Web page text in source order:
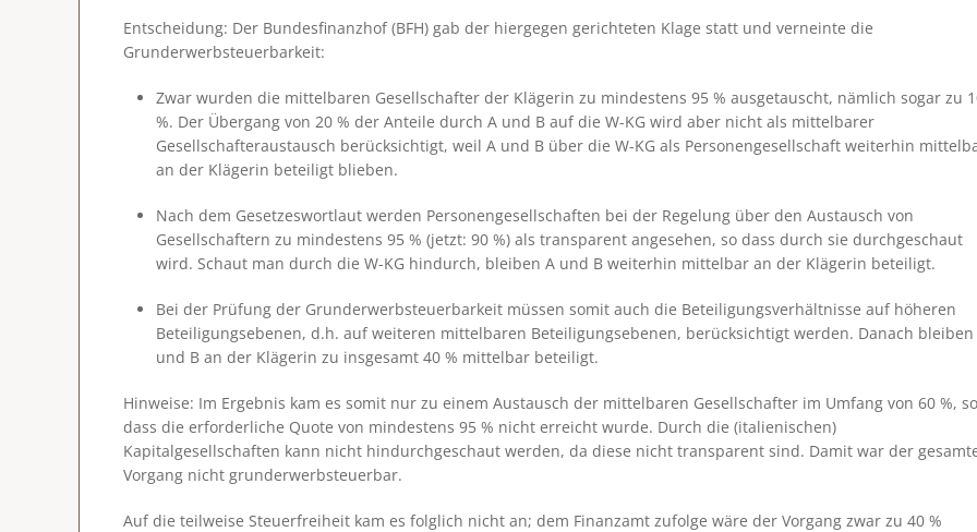
Entscheidung: Der Bundesfinanzhof (BFH) gab der hiergegen gerichteten Klage statt und verneinte die
Grunderwerbsteuerbarkeit:
Zwar wurden die mittelbaren Gesellschafter der Klägerin zu mindestens 95 % ausgetauscht, nämlich sogar zu
%. Der Übergang von 20 % der Anteile durch A und B auf die W-KG wird aber nicht als mittelbarer
Gesellschafteraustausch berücksichtigt, weil A und B über die W-KG als Personengesellschaft weiterhin
an der Klägerin beteiligt blieben.
Nach dem Gesetzeswortlaut werden Personengesellschaften bei der Regelung über den Austausch von
Gesellschaftern zu mindestens 95 % (jetzt: 90 %) als transparent angesehen, so dass durch sie durchgeschaut
wird. Schaut man durch die W-KG hindurch, bleiben A und B weiterhin mittelbar an der Klägerin beteiligt.
Bei der Prüfung der Grunderwerbsteuerbarkeit müssen somit auch die Beteiligungsverhältnisse auf höheren
Beteiligungsebenen, d.h. auf weiteren mittelbaren Beteiligungsebenen, berücksichtigt werden. Danach bleiben
und B an der Klägerin zu insgesamt 40 % mittelbar beteiligt.
Hinweise: Im Ergebnis kam es somit nur zu einem Austausch der mittelbaren Gesellschafter im Umfang von 60 %, so
dass die erforderliche Quote von mindestens 95 % nicht erreicht wurde. Durch die (italienischen)
Kapitalgesellschaften kann nicht hindurchgeschaut werden, da diese nicht transparent sind. Damit war der
Vorgang nicht grunderwerbsteuerbar.
Auf die teilweise Steuerfreiheit kam es folglich nicht an; dem Finanzamt zufolge wäre der Vorgang zwar zu 40 %